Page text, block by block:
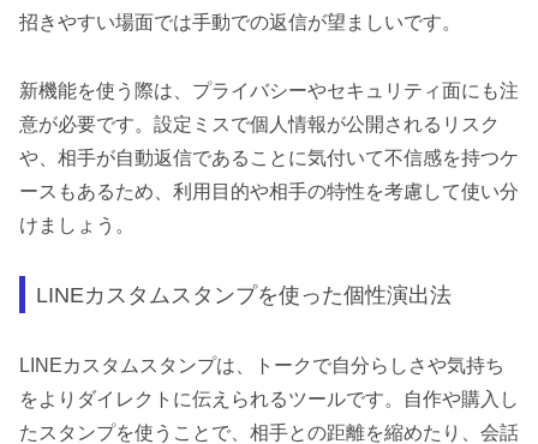
招きやすい場面では手動での返信が望ましいです。
新機能を使う際は、プライバシーやセキュリティ面にも注
意が必要です。設定ミスで個人情報が公開されるリスク
や、相手が自動返信であることに気付いて不信感を持つケ
ースもあるため、利用目的や相手の特性を考慮して使い分
けましょう。
LINEカスタムスタンプを使った個性演出法
LINEカスタムスタンプは、トークで自分らしさや気持ち
をよりダイレクトに伝えられるツールです。自作や購入し
たスタンプを使うことで、相手との距離を縮めたり、会話